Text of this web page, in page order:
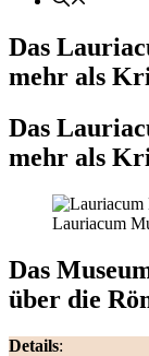
Das
mehr als
Das
mehr als
Lauriacum
Das
über die
Details: